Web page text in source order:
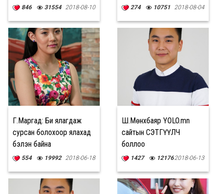
ҮЕРХЛИЙН ТУХАЙ анх
846 31554 2018-08-10 274 10751 2018-08-04
Г.Маргад: Би ялагдаж
сурсан болохоор ялахад
бэлэн байна
554 19992 2018-06-18
Ш.Мөнхбаяр YOLO.mn
сайтын СЭТГҮҮЛЧ
боллоо
1427 121762018-06-13